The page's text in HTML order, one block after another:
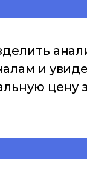
и
цену